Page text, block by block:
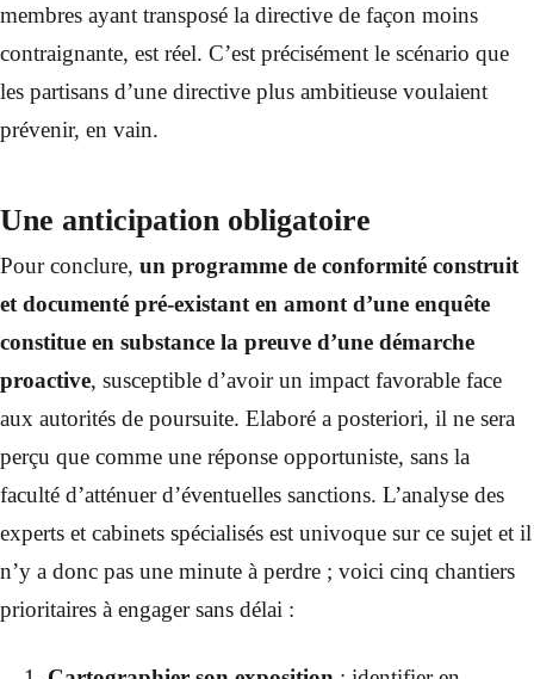
membres ayant transposé la directive de façon moins
contraignante, est réel. C’est précisément le scénario que
les partisans d’une directive plus ambitieuse voulaient
prévenir, en vain.
Une anticipation obligatoire
Pour conclure, un programme de conformité construit
et documenté pré-existant en amont d’une enquête
constitue en substance la preuve d’une démarche
proactive, susceptible d’avoir un impact favorable face
aux autorités de poursuite. Elaboré a posteriori, il ne sera
perçu que comme une réponse opportuniste, sans la
faculté d’atténuer d’éventuelles sanctions. L’analyse des
experts et cabinets spécialisés est univoque sur ce sujet et il
n’y a donc pas une minute à perdre ; voici cinq chantiers
prioritaires à engager sans délai :